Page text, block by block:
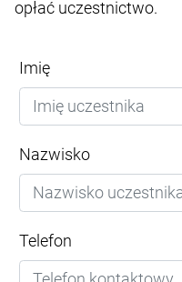
opłać uczestnictwo.
Imię
Nazwisko
Telefon